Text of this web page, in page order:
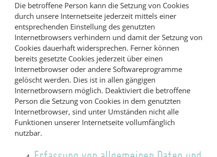
Die betroffene Person kann die Setzung von Cookies
durch unsere Internetseite jederzeit mittels einer
entsprechenden Einstellung des genutzten
Internetbrowsers verhindern und damit der Setzung von
Cookies dauerhaft widersprechen. Ferner können
bereits gesetzte Cookies jederzeit über einen
Internetbrowser oder andere Softwareprogramme
gelöscht werden. Dies ist in allen gängigen
Internetbrowsern möglich. Deaktiviert die betroffene
Person die Setzung von Cookies in dem genutzten
Internetbrowser, sind unter Umständen nicht alle
Funktionen unserer Internetseite vollumfänglich
nutzbar.